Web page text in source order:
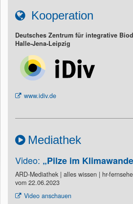
Kooperation
Deutsches Zentrum für integrative
Halle-Jena-Leipzig
www.idiv.de
Mediathek
Video: „Pilze im
ARD-Mediathek | alles wissen | hr-
vom 22.06.2023
Video anschauen